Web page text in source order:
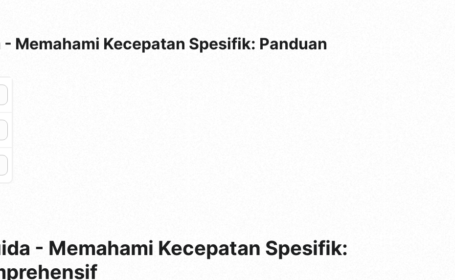
Memahami Kecepatan Spesifik: Panduan
- Memahami Kecepatan Spesifik: